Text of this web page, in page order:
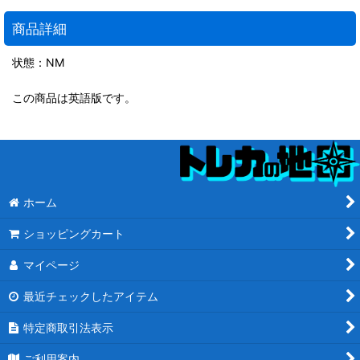
商品詳細
状態：NM
この商品は英語版です。
ホーム
ショッピングカート
マイページ
最近チェックしたアイテム
特定商取引法表示